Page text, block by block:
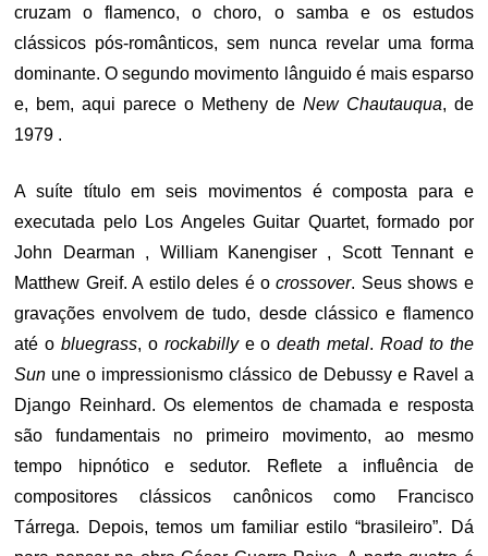
cruzam o flamenco, o choro, o samba e os estudos
clássicos pós-românticos, sem nunca revelar uma forma
dominante. O segundo movimento lânguido é mais esparso
e, bem, aqui parece o Metheny de New Chautauqua, de
1979 .
A suíte título em seis movimentos é composta para e
executada pelo Los Angeles Guitar Quartet, formado por
John Dearman , William Kanengiser , Scott Tennant e
Matthew Greif. A estilo deles é ocrossover. Seus shows e
gravações envolvem de tudo, desde clássico e flamenco
até obluegrass, o rockabillye odeath metal. Road to the
Sun une o impressionismo clássico de Debussy e Ravel a
Django Reinhard. Os elementos de chamada e resposta
são fundamentais no primeiro movimento, ao mesmo
tempo hipnótico e sedutor. Reflete a influência de
compositores clássicos canônicos como Francisco
Tárrega. Depois, temos um familiar estilo “brasileiro”. Dá